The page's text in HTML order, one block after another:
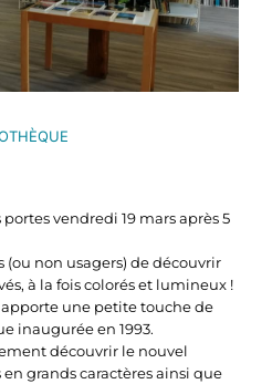
vendredi 19 mars après 5
(ou non usagers) de découvrir
à la fois colorés et lumineux !
une petite touche de
inaugurée en 1993.
découvrir le nouvel
grands caractères ainsi que